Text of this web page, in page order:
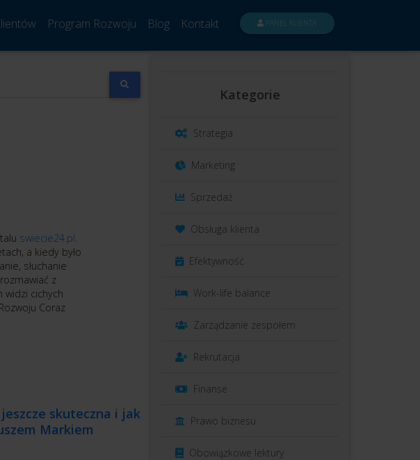
Program Rozwoju Blog Kontakt PANEL KLIENTA
swiecie24.pl.
a kiedy było
słuchanie
z
widzi cichych
Coraz
skuteczna i jak
Markiem
Kategorie
Strategia
Marketing
Sprzedaż
Obsługa klienta
Efektywność
Work-life balance
Zarządzanie zespołem
Rekrutacja
Finanse
Prawo biznesu
Obowiązkowe lektury